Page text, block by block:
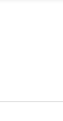
(October